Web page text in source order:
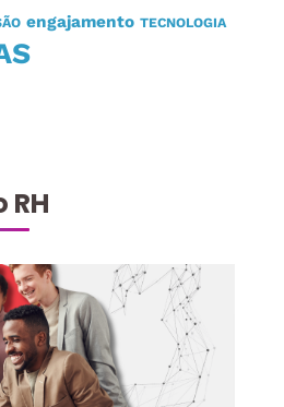
engajamento TECNOLOGIA
RH